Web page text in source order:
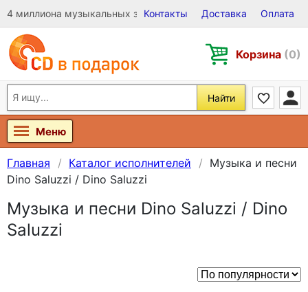
4 миллиона музыкальных записей на Виниле, CD и DVD
Контакты Доставка Оплата
Корзина (0)
Найти
Меню
Главная Каталог исполнителей
Музыка и песни
Dino Saluzzi / Dino Saluzzi
Музыка и песни Dino Saluzzi / Dino
Saluzzi